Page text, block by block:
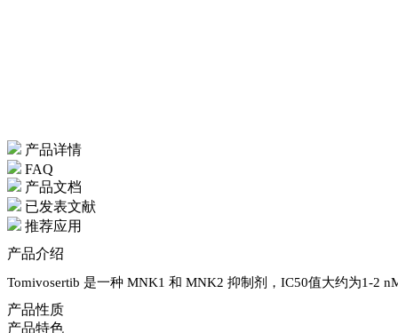
产品详情
FAQ
产品文档
已发表文献
推荐应用
产品介绍
Tomivosertib 是一种 MNK1 和 MNK2 抑制剂，IC50值大约为1-2
产品性质
产品特色